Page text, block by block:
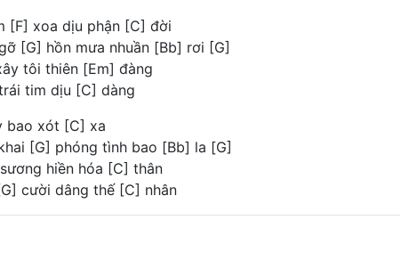
[F] xoa dịu phận [C] đời
[G] hồn mưa nhuần [Bb] rơi [G]
tôi thiên [Em] đàng
tim dịu [C] dàng
bao xót [C] xa
[G] phóng tình bao [Bb] la [G]
hiền hóa [C] thân
cười dâng thế [C] nhân